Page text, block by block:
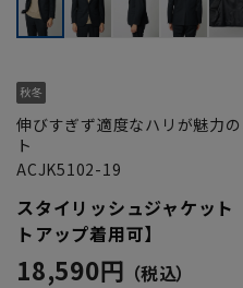
伸びすぎず適度なハリが魅力
ト
ACJK5102-19
スタイリッシュジャケット
トアップ着用可】
18,590円